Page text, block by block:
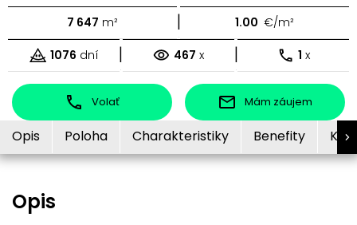
7 647 m² | 1.00 €/m²
1076 dní | 467 x | 1 x
Volať Mám záujem
Opis Poloha Charakteristiky Benefity
Opis